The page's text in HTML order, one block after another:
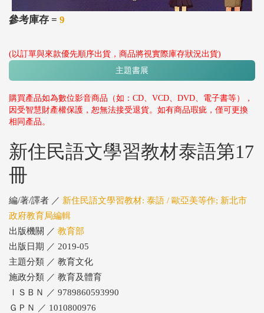
參考庫存 = 9
(以訂單與來款優先順序出貨，商品將視實際庫存狀況出貨)
主題書展
購買產品如為數位影音商品（如：CD、VCD、DVD、電子書等），
因受智慧財產權保護，恕無法接受退貨。如有商品瑕疵，僅可更換
相同產品。
新住民語文學習教材泰語第17
冊
編/著/譯者 ／ 新住民語文學習教材: 泰語 / 歐亞美等作; 新北市
政府教育局編輯
出版機關 ／ 教育部
出版日期 ／ 2019-05
主題分類 ／ 教育文化
施政分類 ／ 教育及體育
ＩＳＢＮ ／ 9789860593990
ＧＰＮ ／ 1010800976